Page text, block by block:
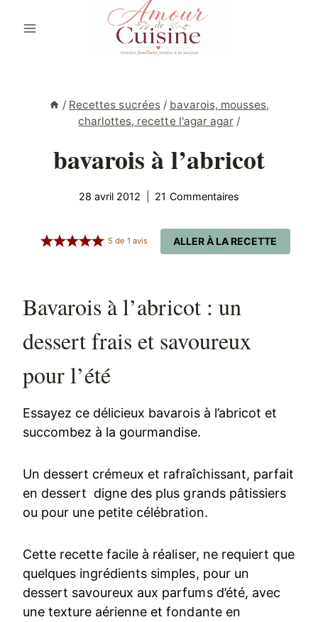
/ Recettes sucrées / bavarois, mousses,
charlottes, recette l'agar agar /
bavarois à l’abricot
28 avril 2012 21 Commentaires
ALLER À LA RECETTE
5 de1 avis
Bavarois à l’abricot : un
dessert frais et savoureux
pour l’été
Essayez ce délicieux bavarois à l’abricot et
succombez à la gourmandise.
Un dessert crémeux et rafraîchissant, parfait
en dessert digne des plus grands pâtissiers
ou pour une petite célébration.
Cette recette facile à réaliser, ne requiert que
quelques ingrédients simples, pour un
dessert savoureux aux parfums d’été, avec
une texture aérienne et fondante en